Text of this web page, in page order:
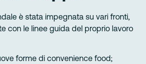
è stata impegnata su vari fronti,
con le linee guida del proprio lavoro
forme di convenience food;